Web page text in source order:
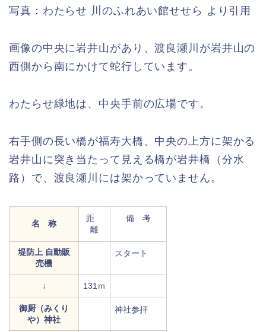
写真：わたらせ 川のふれあい館せせら より引用
画像の中央に岩井山があり、渡良瀬川が岩井山の
西側から南にかけて蛇行しています。
わたらせ緑地は、中央手前の広場です。
右手側の長い橋が福寿大橋、中央の上方に架かる
岩井山に突き当たって見える橋が岩井橋（分水
路）で、渡良瀬川には架かっていません。
名 称
距
離
備 考
堤防上 自動販
売機
スタート
↓ 131ｍ
御厨（みくり
や）神社
神社参拝